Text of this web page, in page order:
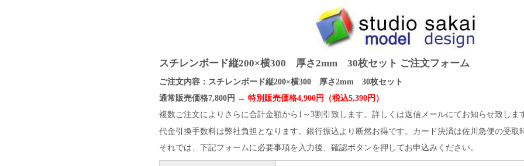
スチレンボード縦200×横300 厚さ2mm 30枚セット ご注文フォーム
ご注文内容：スチレンボード縦200×横300 厚さ2mm 30枚セット
通常販売価格7,800円 → 特別販売価格4,900円（税込5,390円）
複数ご注文によりさらに合計金額から1～3割引致します。詳しくは返信メールにてお知らせ致しま
代金引換手数料は弊社負担となります。銀行振込より断然お得です。カード決済は佐川急便の受取
それでは、下記フォームに必要事項を入力後、確認ボタンを押してお申込みください。